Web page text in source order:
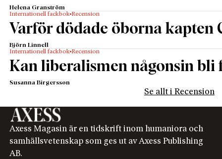
Helena Granström
Internationell fackbok Recension
Varför dödade öborna kapten
Björn Linnell
Internationell fackbok Recension
Kan liberalismen någonsin bli
Susanna Birgersson
Se allt i Recension
Axess Magasin är en tidskrift inom humaniora och
samhällsvetenskap som ges ut av Axess Publishing
AB.